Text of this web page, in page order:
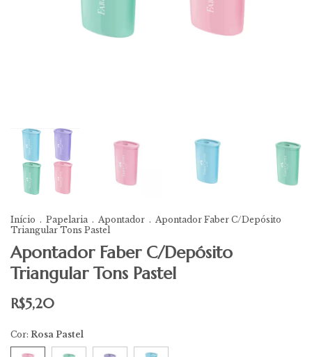
Início . Papelaria . Apontador . Apontador Faber C/Depósito
Triangular Tons Pastel
Apontador Faber C/Depósito
Triangular Tons Pastel
R$5,20
Cor: Rosa Pastel